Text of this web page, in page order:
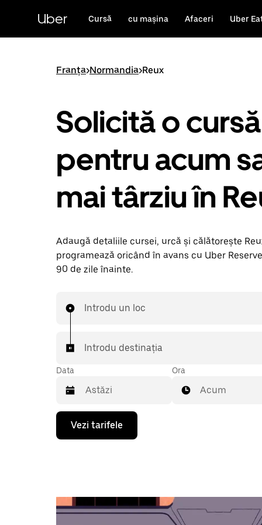
conținutul
principal
Uber Cursă cu mașina Afaceri Uber
Franța>Normandia>Reux
Solicită o cursă
pentru acum
mai târziu în
Adaugă detaliile cursei, urcă și călătorește
programează oricând în avans cu Uber
90 de zile înainte.
Introdu un loc
Introdu destinația
Data
Pentru
deschide
dată,
apasă
Ora
Acum
Vezi tarifele